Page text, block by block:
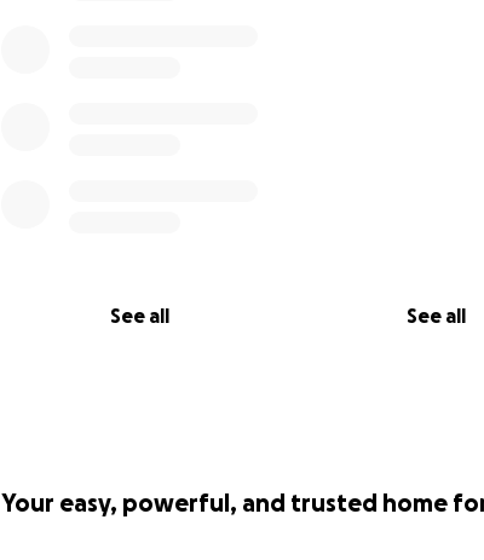
See all See all
Your easy, powerful, and trusted home